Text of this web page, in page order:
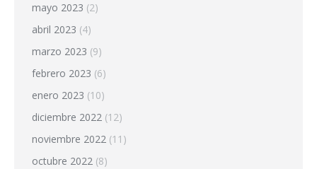
mayo 2023 (2)
abril 2023 (4)
marzo 2023 (9)
febrero 2023 (6)
enero 2023 (10)
diciembre 2022 (12)
noviembre 2022 (11)
octubre 2022 (8)